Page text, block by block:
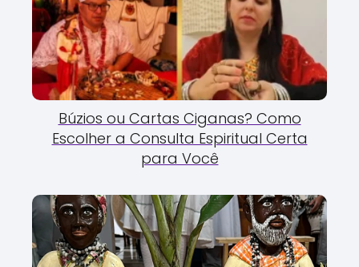
Búzios ou Cartas Ciganas? Como
Escolher a Consulta Espiritual Certa
para Você